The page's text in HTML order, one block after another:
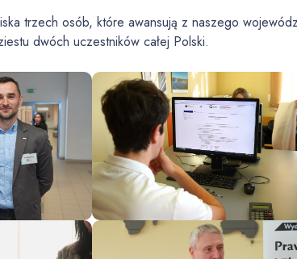
trzech osób, które awansują z naszego
dwóch uczestników całej Polski.